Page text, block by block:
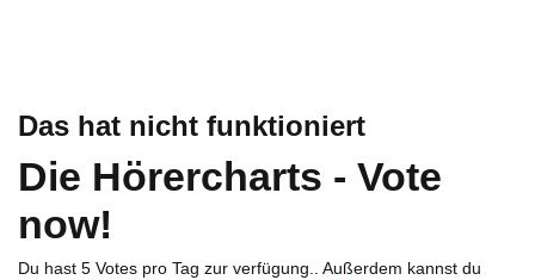
Das hat nicht funktioniert
Die Hörercharts - Vote
now!
Du hast 5 Votes pro Tag zur verfügung.. Außerdem kannst du